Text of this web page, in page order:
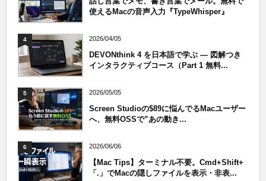
使えるMacの音声入力『TypeWhisper』
4 2026/04/05
DEVONthink 4 を日本語で学ぶ — 図解つき
インタラクティブコース（Part 1 無料...
5 2026/05/05
Screen Studioの$89に悩んでるMacユーザー
へ、無料OSSで”あの動き...
6 2026/06/06
【Mac Tips】ターミナル不要。Cmd+Shift+
「.」でMacの隠しファイルを表示・非表...